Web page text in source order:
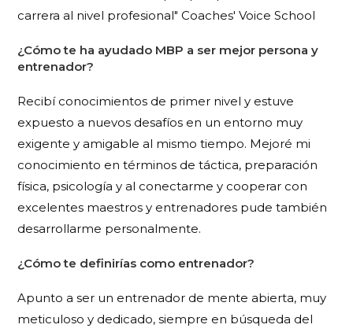
¿Cómo te ha ayudado MBP a ser mejor persona y
entrenador?
Recibí conocimientos de primer nivel y estuve
expuesto a nuevos desafíos en un entorno muy
exigente y amigable al mismo tiempo. Mejoré mi
conocimiento en términos de táctica, preparación
física, psicología y al conectarme y cooperar con
excelentes maestros y entrenadores pude también
desarrollarme personalmente.
¿Cómo te definirías como entrenador?
Apunto a ser un entrenador de mente abierta, muy
meticuloso y dedicado, siempre en búsqueda del